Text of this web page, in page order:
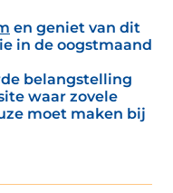
en geniet van dit
in de oogstmaand
belangstelling
waar zovele
moet maken bij